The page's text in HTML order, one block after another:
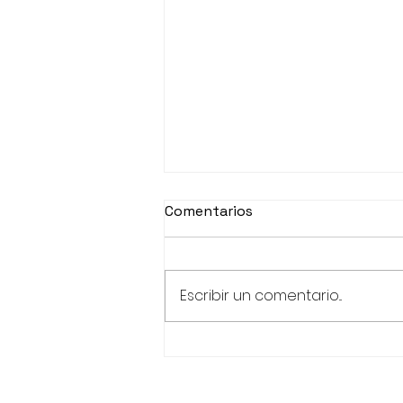
Un dia de Feria y Circo
Comentarios
Escribir un comentario...